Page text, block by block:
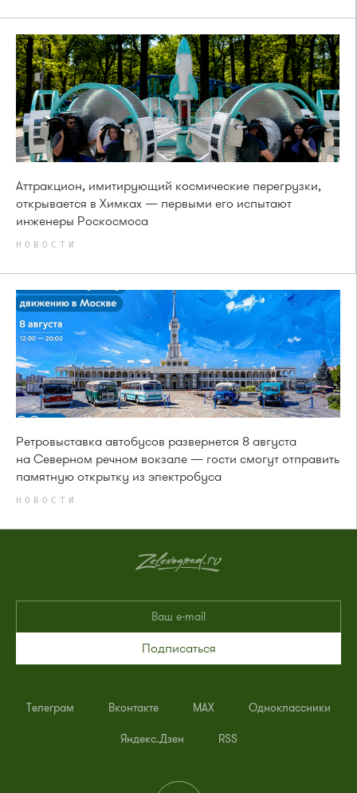
Аттракцион, имитирующий космические перегрузки,
открывается в Химках — первыми его испытают
инженеры Роскосмоса
НОВОСТИ
Ретровыставка автобусов развернется 8 августа
на Северном речном вокзале — гости смогут отправить
памятную открытку из электробуса
НОВОСТИ
Подписаться
Телеграм Вконтакте MAX Одноклассники
Яндекс.Дзен RSS